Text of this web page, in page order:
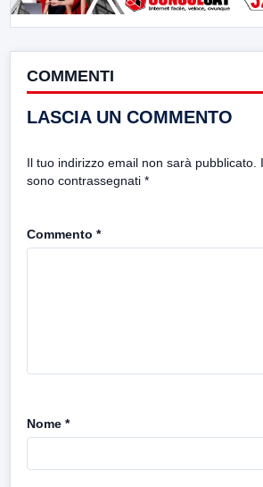
COMMENTI
LASCIA UN COMMENTO
Il tuo indirizzo email non sarà pubblicato.
sono contrassegnati *
Commento *
Nome *